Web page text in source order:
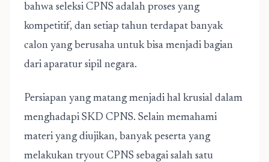
bahwa seleksi CPNS adalah proses yang
kompetitif, dan setiap tahun terdapat banyak
calon yang berusaha untuk bisa menjadi bagian
dari aparatur sipil negara.
Persiapan yang matang menjadi hal krusial dalam
menghadapi SKD CPNS. Selain memahami
materi yang diujikan, banyak peserta yang
melakukan tryout CPNS sebagai salah satu